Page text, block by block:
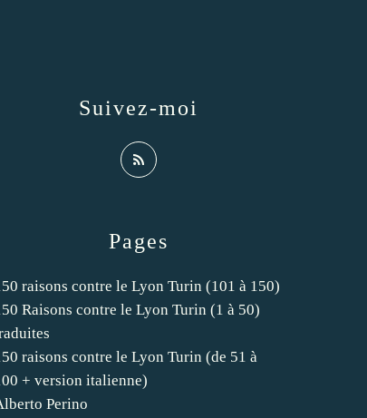
Pages
raisons contre le Lyon Turin (101 à 150)
Raisons contre le Lyon Turin (1 à 50)
raisons contre le Lyon Turin (de 51 à
+ version italienne)
Perino
Suivez-moi